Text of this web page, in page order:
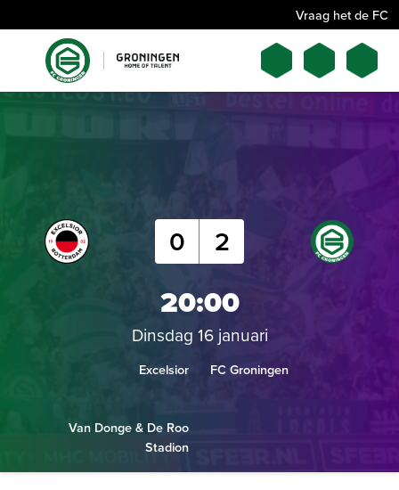
Vraag het de FC
Excelsior
0 2
20:00
Dinsdag 16 januari
FC Groningen
Van Donge & De Roo
Stadion